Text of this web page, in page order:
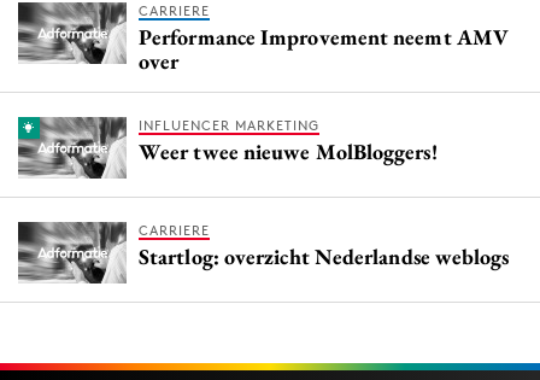
CARRIERE
Performance Improvement neemt AMV
over
INFLUENCER MARKETING
Weer twee nieuwe MolBloggers!
CARRIERE
Startlog: overzicht Nederlandse weblogs